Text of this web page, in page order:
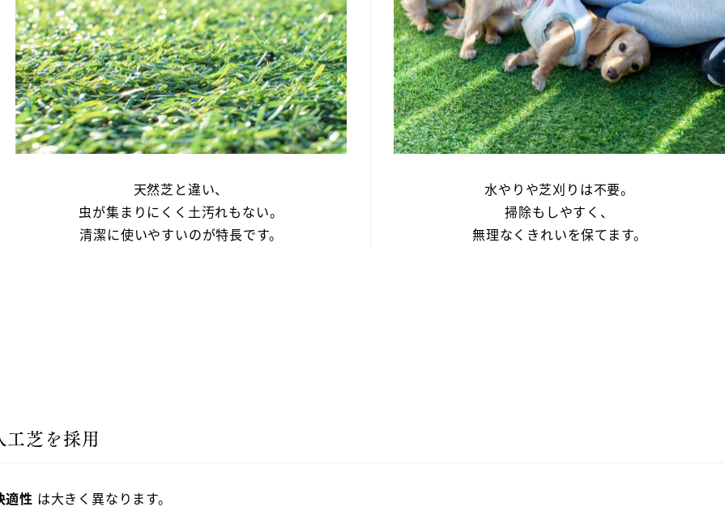
天然芝と違い、
虫が集まりにくく土汚れもない。
清潔に使いやすいのが特長です。
水やりや芝刈りは不要。
掃除もしやすく、
無理なくきれいを保てます。
芝を採用
適性 は大きく異なります。